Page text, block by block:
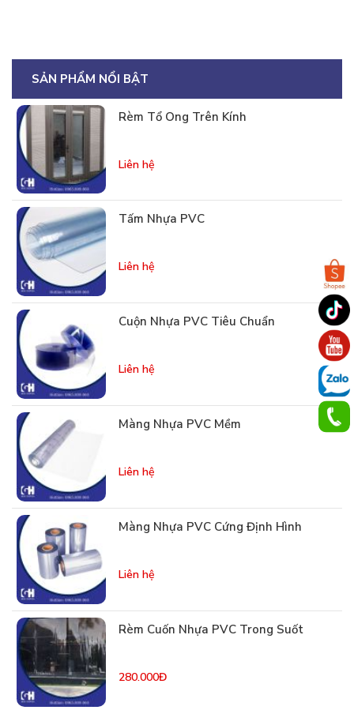
SẢN PHẨM NỔI BẬT
Rèm Tổ Ong Trên Kính
Liên hệ
Tấm Nhựa PVC
Liên hệ
Cuộn Nhựa PVC Tiêu Chuẩn
Liên hệ
Màng Nhựa PVC Mềm
Liên hệ
Màng Nhựa PVC Cứng Định Hình
Liên hệ
Rèm Cuốn Nhựa PVC Trong Suốt
280.000Đ